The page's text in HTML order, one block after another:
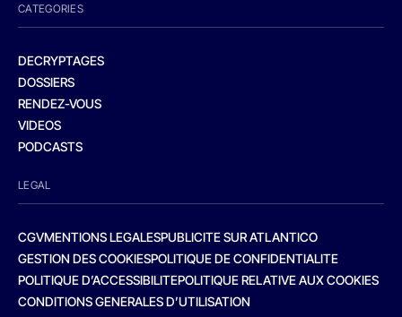
CATEGORIES
DECRYPTAGES
DOSSIERS
RENDEZ-VOUS
VIDEOS
PODCASTS
LEGAL
CGVMENTIONS LEGALESPUBLICITE SUR ATLANTICO
GESTION DES COOKIESPOLITIQUE DE CONFIDENTIALITE
POLITIQUE D’ACCESSIBILITEPOLITIQUE RELATIVE AUX COOKIES
CONDITIONS GENERALES D’UTILISATION